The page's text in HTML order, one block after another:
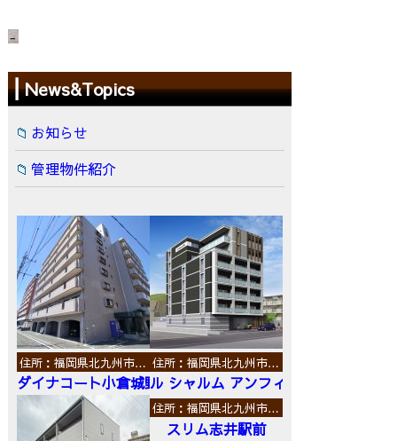
News&Topics
お知らせ
管理物件紹介
住所：福岡県北九州市…
ダイナコート小倉城野
住所：福岡県北九州市…
ル シャルム アンフィニ
住所：福岡県北九州市…
スリム志井駅前